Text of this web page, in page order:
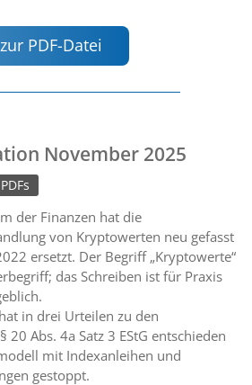
zur PDF-Datei
November 2025
der Finanzen hat die
von Kryptowerten neu gefasst
ersetzt. Der Begriff „Kryptowerte“
das Schreiben ist für Praxis
in drei Urteilen zu den
20 Abs. 4a Satz 3 EStG entschieden
mit Indexanleihen und
gestoppt.